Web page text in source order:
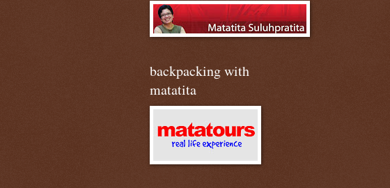
backpacking with
matatita